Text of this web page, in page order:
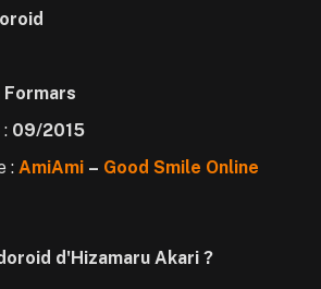
Formars
09/2015
: AmiAmi – Good Smile Online
d'Hizamaru Akari ?